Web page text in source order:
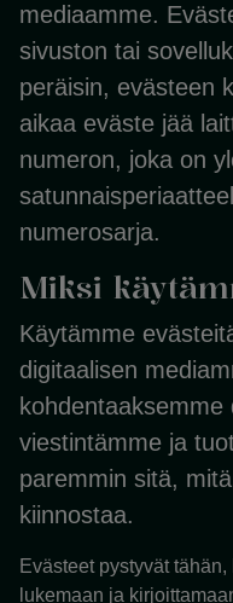
mediaamme.
sivuston tai
peräisin, evästeen
aikaa eväste jää
numeron, joka on
numerosarja.
Miksi
Käytämme
digitaalisen
viestintämme ja
paremmin sitä,
kiinnostaa.
Evästeet pystyvät
lukemaan ja